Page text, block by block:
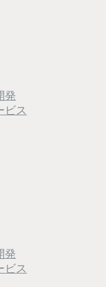
発
ビス
発
ビス